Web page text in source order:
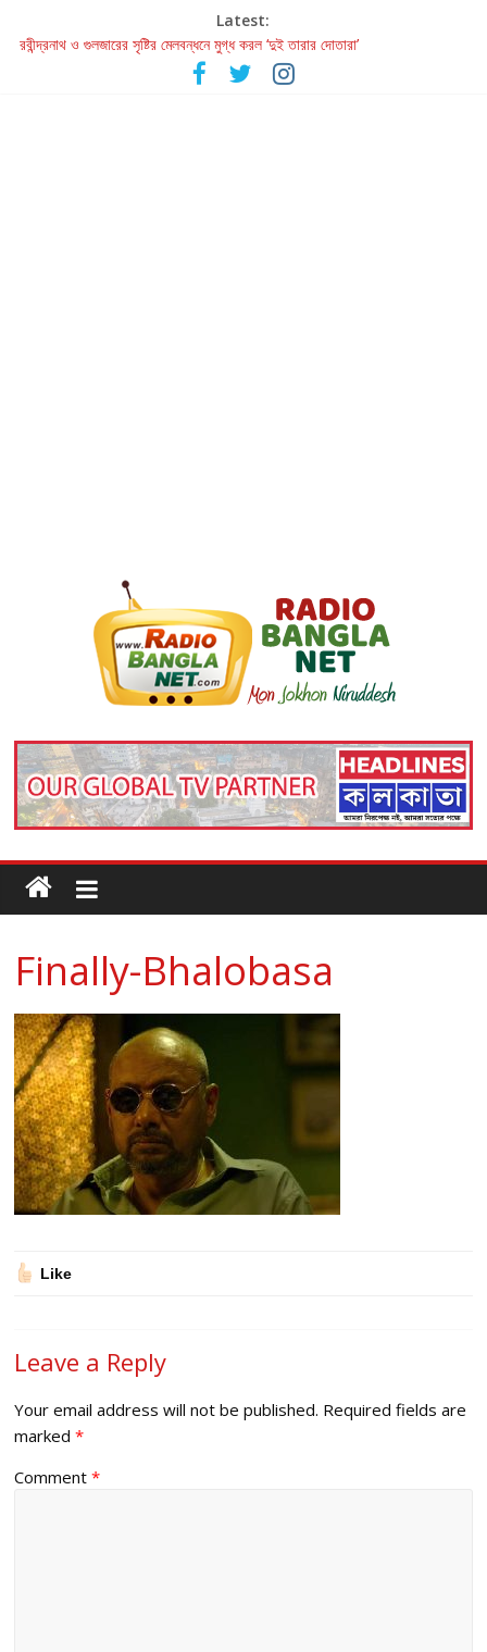
Latest:
রবীন্দ্রনাথ ও গুলজারের সৃষ্টির মেলবন্ধনে মুগ্ধ করল ‘দুই তারার দোতারা’
কলের গান থেকে রীলস্ — বাঙালির গান শোনার বিবর্তনের গল্প
জগন্নাথমঙ্গলম্ — বাংলায় প্রথমবার মঞ্চে এবার রথযাত্রার উদযাপন
Finally-Bhalobasa
Like
Leave a Reply
Your email address will not be published. Required fields are
marked*
Comment*